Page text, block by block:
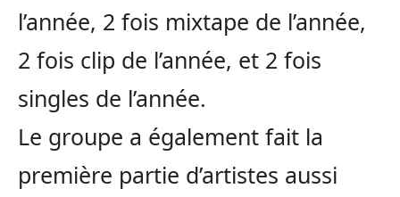
l’année, 2 fois mixtape de l’année,
2 fois clip de l’année, et 2 fois
singles de l’année.
Le groupe a également fait la
première partie d’artistes aussi